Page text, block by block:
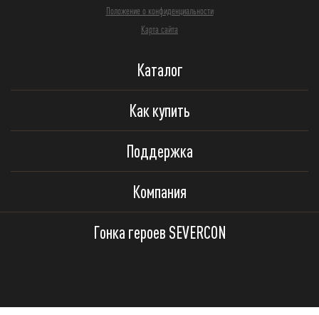
Положение о конфиденциальности
Карта сайта
Каталог
Как купить
Поддержка
Компания
Гонка героев SEVERCON